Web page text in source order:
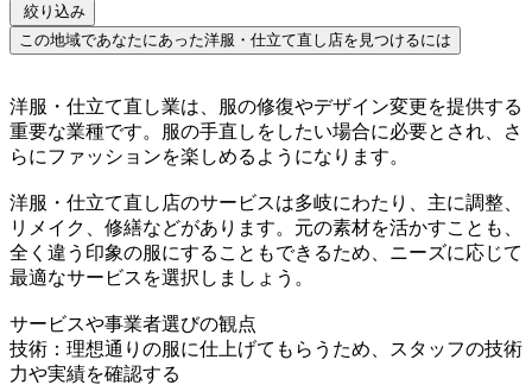
絞り込み
この地域であなたにあった洋服・仕立て直し店を見つけるには
洋服・仕立て直し業は、服の修復やデザイン変更を提供する
重要な業種です。服の手直しをしたい場合に必要とされ、さ
らにファッションを楽しめるようになります。
洋服・仕立て直し店のサービスは多岐にわたり、主に調整、
リメイク、修繕などがあります。元の素材を活かすことも、
全く違う印象の服にすることもできるため、ニーズに応じて
最適なサービスを選択しましょう。
サービスや事業者選びの観点
技術：理想通りの服に仕上げてもらうため、スタッフの技術
力や実績を確認する